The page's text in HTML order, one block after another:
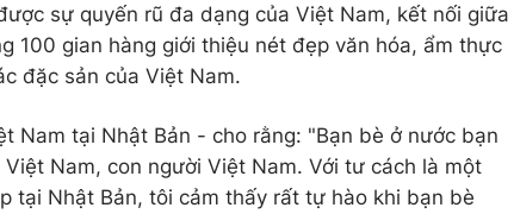
sự quyến rũ đa dạng của Việt Nam, kết nối giữa
100 gian hàng giới thiệu nét đẹp văn hóa, ẩm thực
đặc sản của Việt Nam.
Nam tại Nhật Bản - cho rằng: "Bạn bè ở nước bạn
Nam, con người Việt Nam. Với tư cách là một
tại Nhật Bản, tôi cảm thấy rất tự hào khi bạn bè